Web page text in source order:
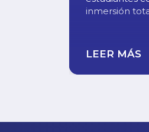
inmersión
LEER MÁS